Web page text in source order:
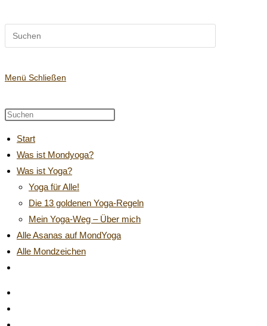
Suche
Website
durchsuchen
Menü Schließen
Diese
durchsuchen
panel.
Start
Was ist Mondyoga?
Was ist Yoga?
Yoga für Alle!
Die 13 goldenen Yoga-Regeln
Mein Yoga-Weg – Über mich
Alle Asanas auf MondYoga
Alle Mondzeichen